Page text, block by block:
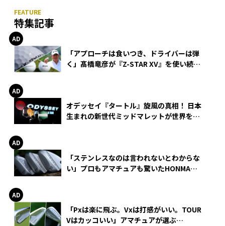
特集記事
「アプローチは食いつき、ドライバーは弾
く」髙橋竜彦が『Z-STAR XV』を使い続け
オデッセイ『タートル』旋風の真相！ 日本
生まれの新世代ミッドマレットが世界を席
「ステンレスなのは言われないとわからな
い」プロもアマチュアも驚いたHONMA
「Pxは楽に飛ぶ。Vxは打感がいい。TOUR
Vはカッコいい」アマチュアが選ぶ